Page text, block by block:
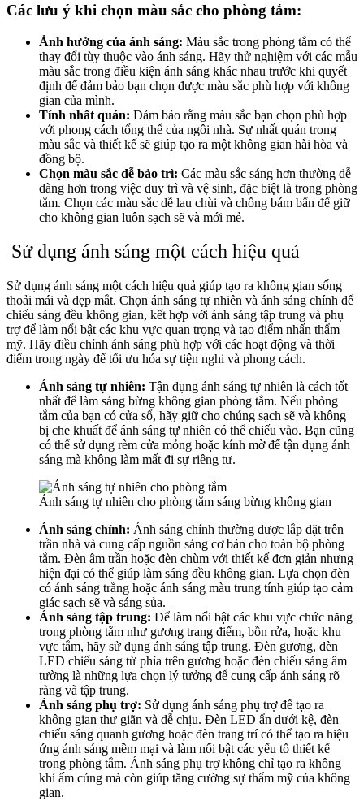
Các lưu ý khi chọn màu sắc cho phòng tắm:
Ảnh hưởng của ánh sáng: Màu sắc trong phòng tắm có thể
thay đổi tùy thuộc vào ánh sáng. Hãy thử nghiệm với các mẫu
màu sắc trong điều kiện ánh sáng khác nhau trước khi quyết
định để đảm bảo bạn chọn được màu sắc phù hợp với không
gian của mình.
Tính nhất quán: Đảm bảo rằng màu sắc bạn chọn phù hợp
với phong cách tổng thể của ngôi nhà. Sự nhất quán trong
màu sắc và thiết kế sẽ giúp tạo ra một không gian hài hòa và
đồng bộ.
Chọn màu sắc dễ bảo trì: Các màu sắc sáng hơn thường dễ
dàng hơn trong việc duy trì và vệ sinh, đặc biệt là trong phòng
tắm. Chọn các màu sắc dễ lau chùi và chống bám bẩn để giữ
cho không gian luôn sạch sẽ và mới mẻ.
Sử dụng ánh sáng một cách hiệu quả
Sử dụng ánh sáng một cách hiệu quả giúp tạo ra không gian sống
thoải mái và đẹp mắt. Chọn ánh sáng tự nhiên và ánh sáng chính để
chiếu sáng đều không gian, kết hợp với ánh sáng tập trung và phụ
trợ để làm nổi bật các khu vực quan trọng và tạo điểm nhấn thẩm
mỹ. Hãy điều chỉnh ánh sáng phù hợp với các hoạt động và thời
điểm trong ngày để tối ưu hóa sự tiện nghi và phong cách.
Ánh sáng tự nhiên: Tận dụng ánh sáng tự nhiên là cách tốt
nhất để làm sáng bừng không gian phòng tắm. Nếu phòng
tắm của bạn có cửa sổ, hãy giữ cho chúng sạch sẽ và không
bị che khuất để ánh sáng tự nhiên có thể chiếu vào. Bạn cũng
có thể sử dụng rèm cửa mỏng hoặc kính mờ để tận dụng ánh
sáng mà không làm mất đi sự riêng tư.
Ánh sáng tự nhiên cho phòng tắm sáng bừng không gian
Ánh sáng chính: Ánh sáng chính thường được lắp đặt trên
trần nhà và cung cấp nguồn sáng cơ bản cho toàn bộ phòng
tắm. Đèn âm trần hoặc đèn chùm với thiết kế đơn giản nhưng
hiện đại có thể giúp làm sáng đều không gian. Lựa chọn đèn
có ánh sáng trắng hoặc ánh sáng màu trung tính giúp tạo cảm
giác sạch sẽ và sáng sủa.
Ánh sáng tập trung: Để làm nổi bật các khu vực chức năng
trong phòng tắm như gương trang điểm, bồn rửa, hoặc khu
vực tắm, hãy sử dụng ánh sáng tập trung. Đèn gương, đèn
LED chiếu sáng từ phía trên gương hoặc đèn chiếu sáng âm
tường là những lựa chọn lý tưởng để cung cấp ánh sáng rõ
ràng và tập trung.
Ánh sáng phụ trợ: Sử dụng ánh sáng phụ trợ để tạo ra
không gian thư giãn và dễ chịu. Đèn LED ẩn dưới kệ, đèn
chiếu sáng quanh gương hoặc đèn trang trí có thể tạo ra hiệu
ứng ánh sáng mềm mại và làm nổi bật các yếu tố thiết kế
trong phòng tắm. Ánh sáng phụ trợ không chỉ tạo ra không
khí ấm cúng mà còn giúp tăng cường sự thẩm mỹ của không
gian.